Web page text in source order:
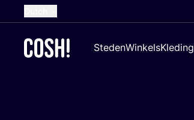
French
StedenWinkelsKleding